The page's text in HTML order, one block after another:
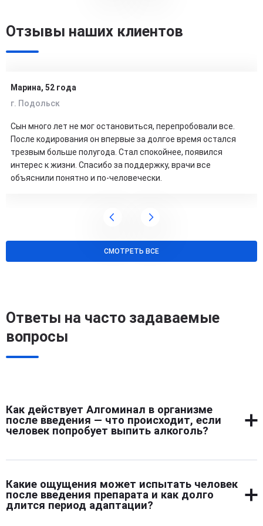
Отзывы наших клиентов
Марина, 52 года
г. Подольск
Сын много лет не мог остановиться, перепробовали все.
После кодирования он впервые за долгое время остался
трезвым больше полугода. Стал спокойнее, появился
интерес к жизни. Спасибо за поддержку, врачи все
объяснили понятно и по-человечески.
СМОТРЕТЬ ВСЕ
Ответы на часто задаваемые
вопросы
Как действует Алгоминал в организме
после введения — что происходит, если
человек попробует выпить алкоголь?
Алгоминал запускает в организме защитную реакцию
фермент, расщепляющий этанол. В результате даже
малая доза спиртного вызывает сильное отравление:
Какие ощущения может испытать человек
после введения препарата и как долго
длится период адаптации?